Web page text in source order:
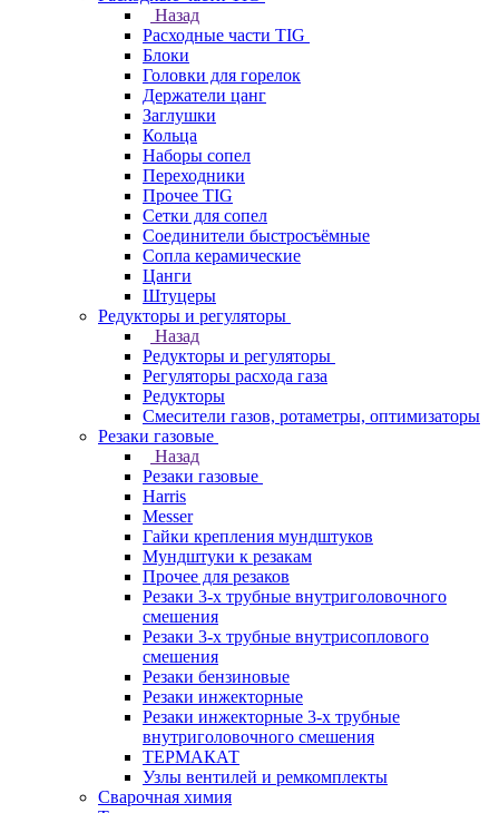
Назад
Расходные части TIG
Блоки
Головки для горелок
Держатели цанг
Заглушки
Кольца
Наборы сопел
Переходники
Прочее TIG
Сетки для сопел
Соединители быстросъёмные
Сопла керамические
Цанги
Штуцеры
Редукторы и регуляторы
Назад
Редукторы и регуляторы
Регуляторы расхода газа
Редукторы
Смесители газов, ротаметры, оптимизаторы
Резаки газовые
Назад
Резаки газовые
Harris
Messer
Гайки крепления мундштуков
Мундштуки к резакам
Прочее для резаков
Резаки 3-х трубные внутриголовочного
смешения
Резаки 3-х трубные внутрисоплового
смешения
Резаки бензиновые
Резаки инжекторные
Резаки инжекторные 3-х трубные
внутриголовочного смешения
ТЕРМАКАТ
Узлы вентилей и ремкомплекты
Сварочная химия